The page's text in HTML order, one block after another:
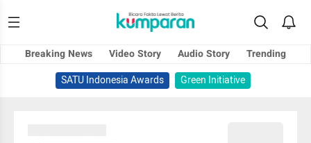
Breaking News Video Story Audio Story
Trending
SATU Indonesia Awards
Green Initiative